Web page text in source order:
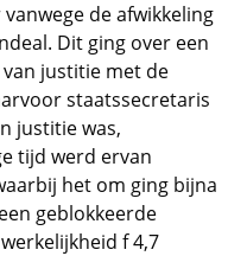
de afwikkeling
Dit ging over een
justitie met de
staatssecretaris
justitie was,
tijd werd ervan
het om ging bijna
geblokkeerde
f 4,7